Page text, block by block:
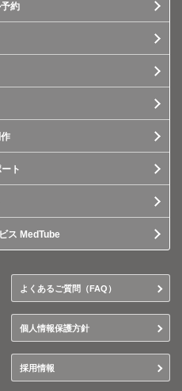
約
ト
ス MedTube
よくあるご質問（FAQ）
個人情報保護方針
採用情報